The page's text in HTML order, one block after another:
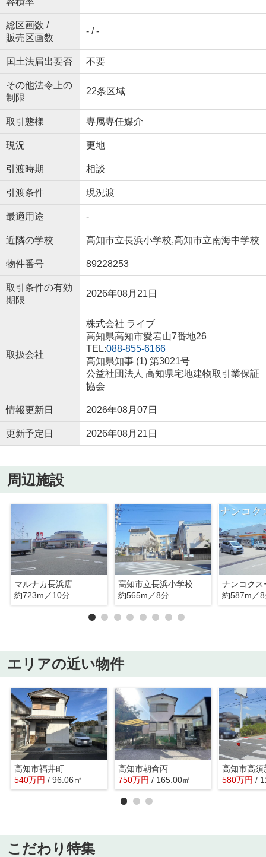
総区画数 /
販売区画数
- / -
国土法届出要否 不要
その他法令上の
制限
22条区域
取引態様 専属専任媒介
現況 更地
引渡時期 相談
引渡条件 現況渡
最適用途 -
近隣の学校 高知市立長浜小学校,高知市立南海中学校
物件番号 89228253
取引条件の有効
期限
2026年08月21日
取扱会社
株式会社 ライブ
高知県高知市愛宕山7番地26
TEL:088-855-6166
高知県知事 (1) 第3021号
公益社団法人 高知県宅地建物取引業保証
協会
情報更新日 2026年08月07日
更新予定日 2026年08月21日
周辺施設
マルナカ長浜店
約723m／10分
高知市立長浜小学校
約565m／8分
約587m／
エリアの近い物件
高知市福井町
540万円 / 96.06㎡
高知市朝倉丙
750万円 / 165.00㎡
高知市高須
580万円 /
こだわり特集